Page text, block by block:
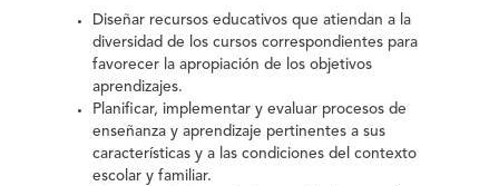
Diseñar recursos educativos que atiendan a la
diversidad de los cursos correspondientes para
favorecer la apropiación de los objetivos
aprendizajes.
Planificar, implementar y evaluar procesos de
enseñanza y aprendizaje pertinentes a sus
características y a las condiciones del contexto
escolar y familiar.